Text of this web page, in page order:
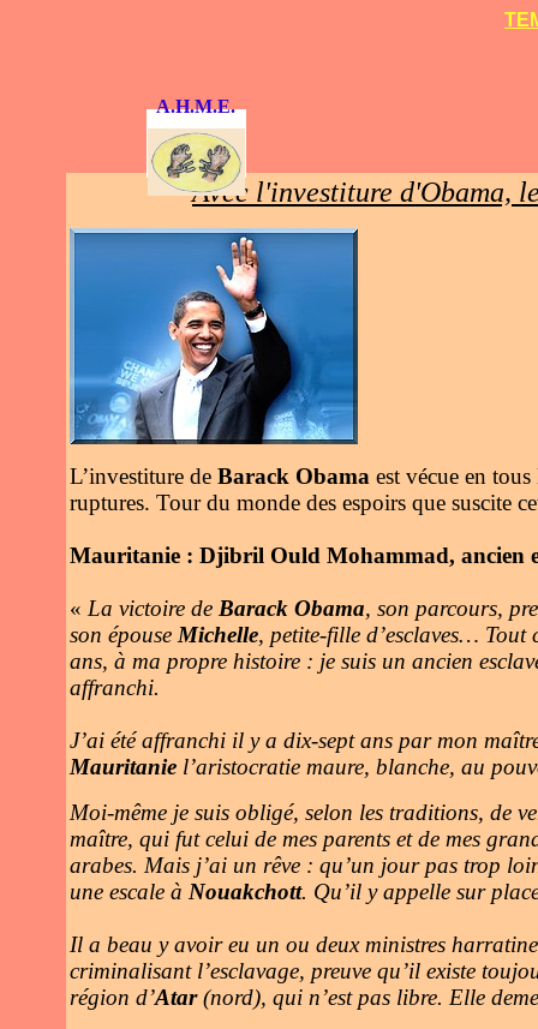
A.H.M.E.
Avec l'investiture d'Obama,
L’investiture de Barack Obama est vécue en
ruptures. Tour du monde des espoirs que suscite
Mauritanie : Djibril Ould Mohammad, ancien
« La victoire de Barack Obama, son parcours,
son épouse Michelle, petite-fille d’esclaves… Tout
ans, à ma propre histoire : je suis un ancien
affranchi.
J’ai été affranchi il y a dix-sept ans par mon
Mauritanie l’aristocratie maure, blanche, au
Moi-même je suis obligé, selon les traditions, de
maître, qui fut celui de mes parents et de mes
arabes. Mais j’ai un rêve : qu’un jour pas trop
une escale à Nouakchott. Qu’il y appelle sur
Il a beau y avoir eu un ou deux ministres
criminalisant l’esclavage, preuve qu’il existe
région d’Atar(nord), qui n’est pas libre. Elle